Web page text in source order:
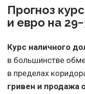
Прогноз
и евро на
Курс наличного
в большинстве
в пределах
гривен и продажа